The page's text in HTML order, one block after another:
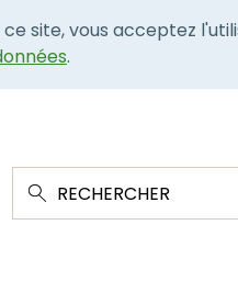
site, vous acceptez
.